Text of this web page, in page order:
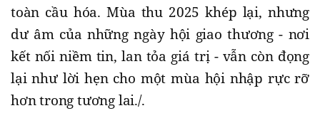
toàn cầu hóa. Mùa thu 2025 khép lại, nhưng
dư âm của những ngày hội giao thương - nơi
kết nối niềm tin, lan tỏa giá trị - vẫn còn đọng
lại như lời hẹn cho một mùa hội nhập rực rỡ
hơn trong tương lai./.